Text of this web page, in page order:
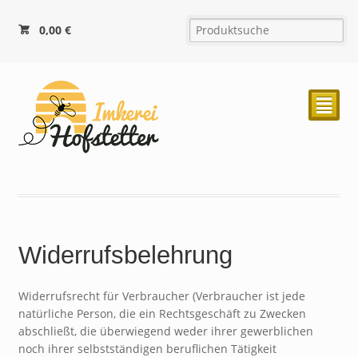
0,00€
²
Widerrufsbelehrung
Widerrufsrecht für Verbraucher (Verbraucher ist jede
natürliche Person, die ein Rechtsgeschäft zu Zwecken
abschließt, die überwiegend weder ihrer gewerblichen
noch ihrer selbstständigen beruflichen Tätigkeit